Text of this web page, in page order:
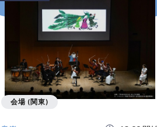
会場 (関東)